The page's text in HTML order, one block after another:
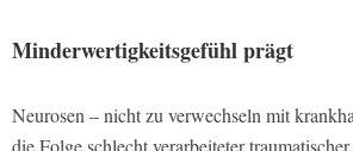
Minderwertigkeitsgefühl prägt
Neurosen – nicht zu verwechseln mit